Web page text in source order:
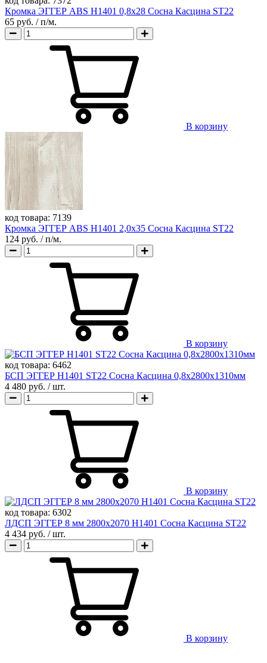
Кромка ЭГГЕР ABS H1401 0,8х28 Сосна Касцина ST22
65 руб. / п/м.
В корзину
код товара: 7139
Кромка ЭГГЕР ABS H1401 2,0х35 Сосна Касцина ST22
124 руб. / п/м.
В корзину
код товара: 6462
БСП ЭГГЕР H1401 ST22 Сосна Касцина 0,8х2800х1310мм
4 480 руб. / шт.
В корзину
код товара: 6302
ЛДСП ЭГГЕР 8 мм 2800х2070 H1401 Сосна Касцина ST22
4 434 руб. / шт.
В корзину